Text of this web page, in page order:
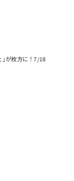
｣が枚方に！7/18